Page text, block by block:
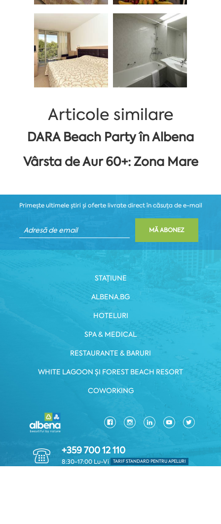
Articole similare
DARA Beach Party în Albena
Vârsta de Aur 60+: Zona Mare
Primește ultimele știri și oferte livrate direct în căsuța de e-mail
MĂ ABONEZ
STAȚIUNE
ALBENA.BG
HOTELURI
SPA & MEDICAL
RESTAURANTE & BARURI
WHITE LAGOON ȘI FOREST BEACH RESORT
COWORKING
+359 700 12 110
8:30-17:00 Lu-Vi TARIF STANDARD PENTRU APELURI